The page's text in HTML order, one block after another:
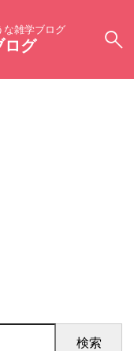
な雑学ブログ
ログ
検索